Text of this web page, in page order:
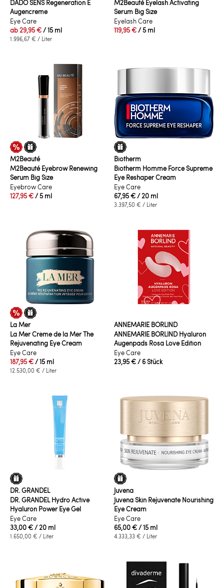
DADO SENS Regeneration E
Augencreme
Eye Care
ab29,95 €/ 15 ml
1.996,67 € / Liter
M2Beauté Eyelash Activating
Serum Big Size
Eyelash Care
119,95 €/ 5 ml
M2Beauté
M2Beauté Eyebrow Renewing
Serum Big Size
Eyebrow Care
127,95 €/ 5 ml
Biotherm
Biotherm Homme Force Supreme
Eye Reshaper Cream
Eye Care
67,95 €/ 20 ml
3.397,50 € / Liter
La Mer
La Mer Crème de la Mer The
Rejuvenating Eye Cream
Eye Care
187,95 €/ 15 ml
12.530,00 € / Liter
ANNEMARIE BÖRLIND
ANNEMARIE BÖRLIND Hyaluron
Augenpads Rosa Love Edition
Eye Care
23,95 €/ 6 Stück
DR. GRANDEL
DR. GRANDEL Hydro Active
Hyaluron Power Eye Gel
Eye Care
33,00 €/ 20 ml
1.650,00 € / Liter
Juvena
Juvena Skin Rejuvenate Nourishing
Eye Cream
Eye Care
65,00 €/ 15 ml
4.333,33 € / Liter